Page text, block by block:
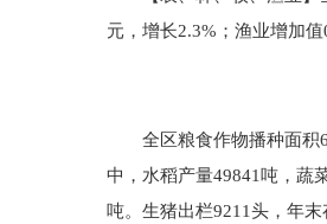
元，增长2.3%；渔业增加
全区粮食作物播种面积
中，水稻产量49841吨，蔬
吨。生猪出栏9211头，年